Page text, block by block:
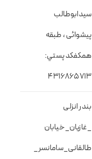
سیدابوطالب
پیشوائی ، طبقه
همکفکد پستي:
4316865713
بندر انزلی
_غازیان_خیابان
طالقانی_سامانسر_